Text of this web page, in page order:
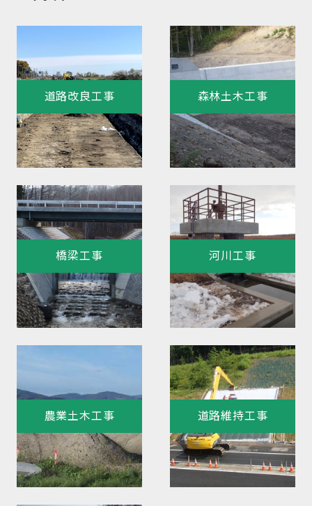
道路改良工事 森林土木工事
橋梁工事 河川工事
農業土木工事 道路維持工事